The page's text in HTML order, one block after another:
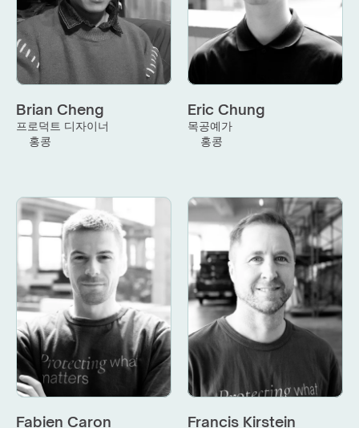
Brian Cheng
프로덕트 디자이너
홍콩
Eric Chung
목공예가
홍콩
Fabien Caron Francis Kirstein